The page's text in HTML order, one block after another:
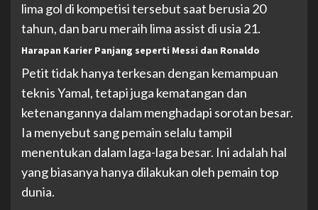
lima gol di kompetisi tersebut saat berusia 20
tahun, dan baru meraih lima assist di usia 21.
Harapan Karier Panjang seperti Messi dan Ronaldo
Petit tidak hanya terkesan dengan kemampuan
teknis Yamal, tetapi juga kematangan dan
ketenangannya dalam menghadapi sorotan besar.
Ia menyebut sang pemain selalu tampil
menentukan dalam laga-laga besar. Ini adalah hal
yang biasanya hanya dilakukan oleh pemain top
dunia.